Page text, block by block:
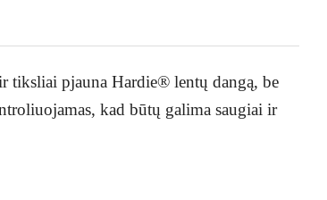
tiksliai pjauna Hardie® lentų dangą, be
kad būtų galima saugiai ir